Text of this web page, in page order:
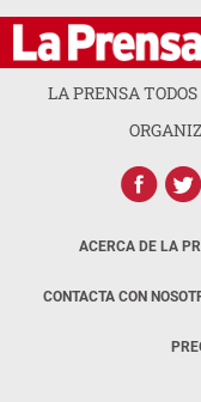
LA PRENSA
ACERCA DE LA
CONTACTA CON